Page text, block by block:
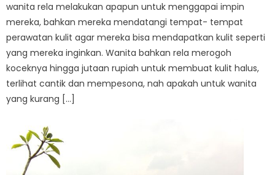
wanita rela melakukan apapun untuk menggapai impin
mereka, bahkan mereka mendatangi tempat- tempat
perawatan kulit agar mereka bisa mendapatkan kulit seperti
yang mereka inginkan. Wanita bahkan rela merogoh
koceknya hingga jutaan rupiah untuk membuat kulit halus,
terlihat cantik dan mempesona, nah apakah untuk wanita
yang kurang […]